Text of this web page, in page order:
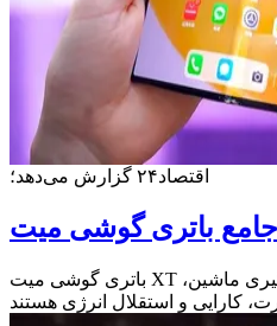
اقتصاد۲۴ گزارش می‌دهد؛
باتری گوشی میت XT آلتیمیت هواوی تنها یک منبع تغذیه نیست، بلکه بخشی هوشمند و یکپارچه از تجربه کاربری است. با ظرفیت بالا، شارژ فوق‌سریع، سیستم‌های ایمنی چندلایه و الگوریتم‌های یادگیری ماشین،